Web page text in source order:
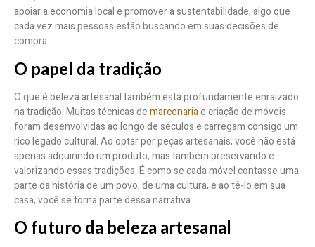
apoiar a economia local e promover a sustentabilidade, algo que
cada vez mais pessoas estão buscando em suas decisões de
compra.
O papel da tradição
O que é beleza artesanal também está profundamente enraizado
na tradição. Muitas técnicas demarcenariae criação de móveis
foram desenvolvidas ao longo de séculos e carregam consigo um
rico legado cultural. Ao optar por peças artesanais, você não está
apenas adquirindo um produto, mas também preservando e
valorizando essas tradições. É como se cada móvel contasse uma
parte da história de um povo, de uma cultura, e ao tê-lo em sua
casa, você se torna parte dessa narrativa.
O futuro da beleza artesanal